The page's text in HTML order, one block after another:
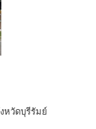
หวัดบุรีรัมย์